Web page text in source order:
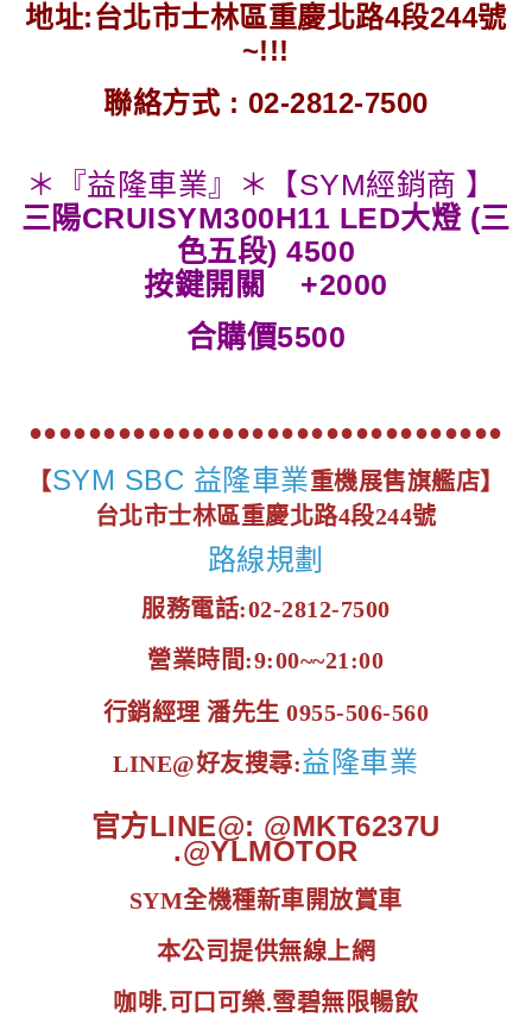
地址:台北市士林區重慶北路4段244號
~!!!
聯絡方式 : 02-2812-7500
＊『益隆車業』＊【SYM經銷商 】
三陽CRUISYM300H11 LED大燈 (三
色五段) 4500
按鍵開關 +2000
合購價5500
●●●●●●●●●●●●●●●●●●●●●●●●●●●●●●●●
【SYM SBC 益隆車業重機展售旗艦店】
台北市士林區重慶北路4段244號
路線規劃
服務電話:02-2812-7500
營業時間:9:00~~21:00
行銷經理 潘先生 0955-506-560
LINE@好友搜尋:益隆車業
官方LINE@: @MKT6237U
.@YLMOTOR
SYM全機種新車開放賞車
本公司提供無線上網
咖啡.可口可樂.雪碧無限暢飲